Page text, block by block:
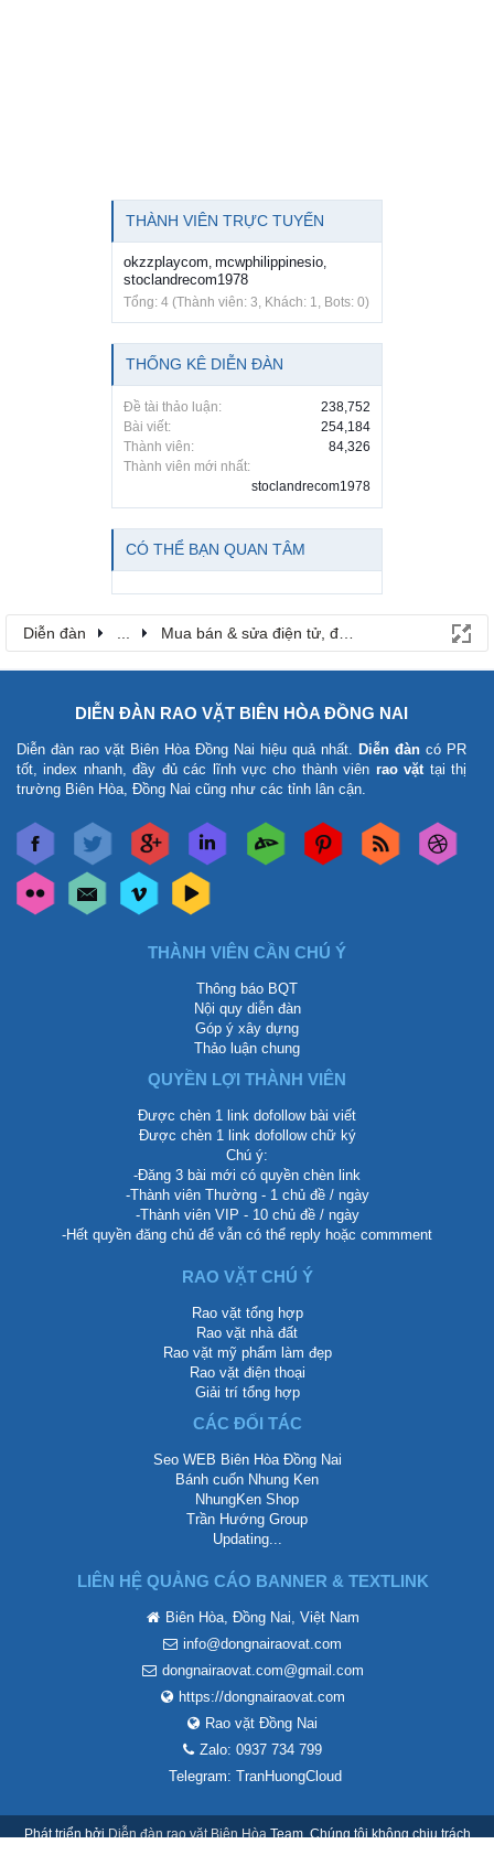
THÀNH VIÊN TRỰC TUYẾN
okzzplaycom mcwphilippinesio
stoclandrecom1978
Tổng: 4 (Thành viên: 3, Khách: 1, Bots: 0)
THỐNG KÊ DIỄN ĐÀN
Đề tài thảo luận:
238,752
Bài viết:
254,184
Thành viên:
84,326
Thành viên mới nhất:
stoclandrecom1978
CÓ THỂ BẠN QUAN TÂM
Diễn đàn Mua bán & sửa điện tử, điện lạnh
DIỄN ĐÀN RAO VẶT BIÊN HÒA ĐỒNG NAI
Diễn đàn rao vặt Biên Hòa Đồng Nai hiệu quả nhất. Diễn đàn có PR
tốt, index nhanh, đầy đủ các lĩnh vực cho thành viên rao vặt tại thị
trường Biên Hòa, Đồng Nai cũng như các tỉnh lân cận.
THÀNH VIÊN CẦN CHÚ Ý
Thông báo BQT
Nội quy diễn đàn
Góp ý xây dựng
Thảo luận chung
QUYỀN LỢI THÀNH VIÊN
Được chèn 1 link dofollow bài viết
Được chèn 1 link dofollow chữ ký
Chú ý:
-Đăng 3 bài mới có quyền chèn link
-Thành viên Thường - 1 chủ đề / ngày
-Thành viên VIP - 10 chủ đề / ngày
-Hết quyền đăng chủ để vẫn có thể reply hoặc commment
RAO VẶT CHÚ Ý
Rao vặt tổng hợp
Rao vặt nhà đất
Rao vặt mỹ phẩm làm đẹp
Rao vặt điện thoại
Giải trí tổng hợp
CÁC ĐỐI TÁC
Seo WEB Biên Hòa Đồng Nai
Bánh cuốn Nhung Ken
NhungKen Shop
Trần Hướng Group
Updating...
LIÊN HỆ QUẢNG CÁO BANNER & TEXTLINK
Biên Hòa, Đồng Nai, Việt Nam
info@dongnairaovat.com
dongnairaovat.com@gmail.com
https://dongnairaovat.com
Rao vặt Đồng Nai
Zalo: 0937 734 799
Telegram: TranHuongCloud
Phát triển bởi Diễn đàn rao vặt Biên Hòa Team. Chúng tôi không chịu trách